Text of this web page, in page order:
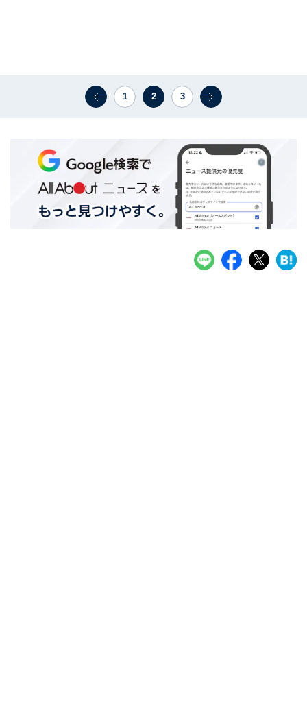
1 2 3